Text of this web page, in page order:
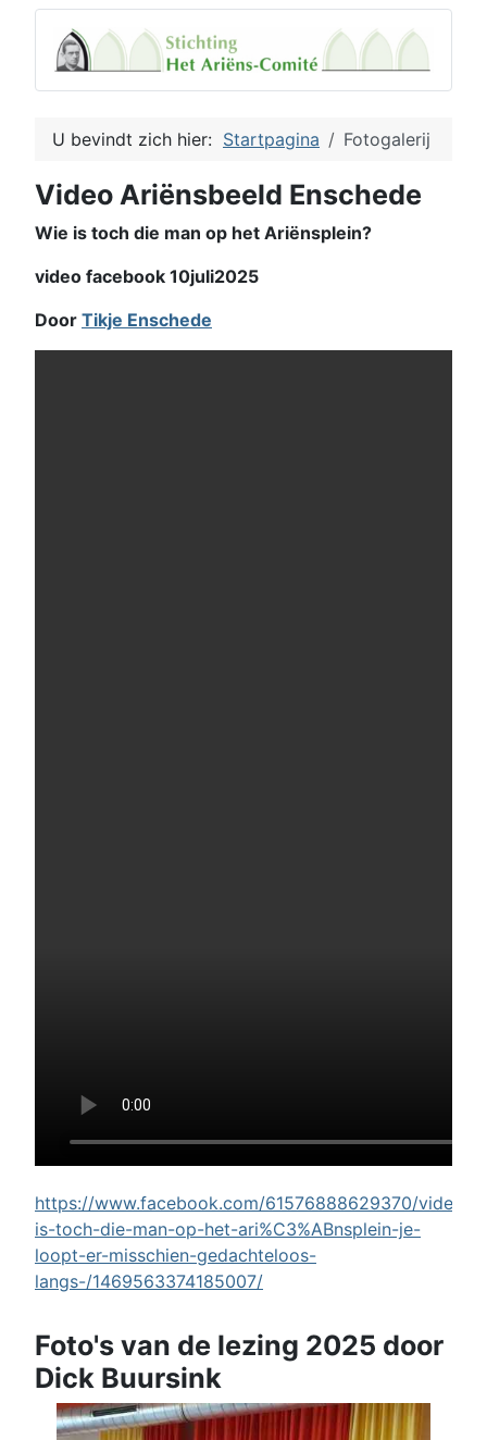
U bevindt zich hier: Startpagina Fotogalerij
Video Ariënsbeeld Enschede
Wie is toch die man op het Ariënsplein?
video facebook 10juli2025
Door Tikje Enschede
https://www.facebook.com/61576888629370/videos/
is-toch-die-man-op-het-ari%C3%ABnsplein-je-
loopt-er-misschien-gedachteloos-
langs-/1469563374185007/
Foto's van de lezing 2025 door
Dick Buursink